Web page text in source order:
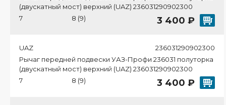
(двускатный мост) верхний (UAZ) 236031290902300
7
8 (9) 3 400 ₽
UAZ
236031290902300
Рычаг передней подвески УАЗ-Профи 236031 полуторка
(двускатный мост) верхний (UAZ) 236031290902300
7
8 (9) 3 400 ₽